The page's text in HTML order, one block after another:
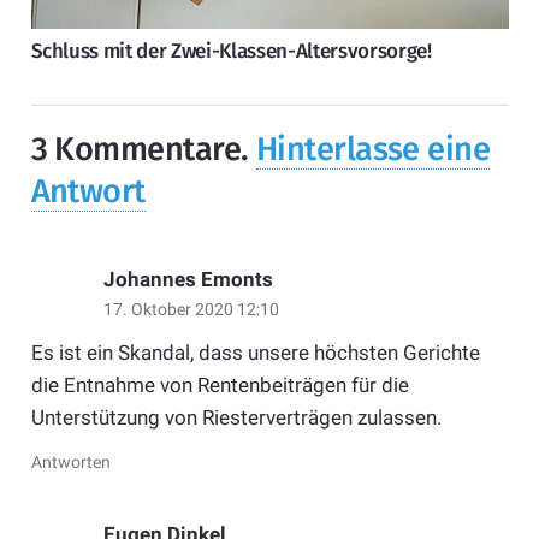
Schluss mit der Zwei-Klassen-Altersvorsorge!
3 Kommentare. Hinterlasse eine
Antwort
Johannes Emonts
17. Oktober 2020 12:10
Es ist ein Skandal, dass unsere höchsten Gerichte
die Entnahme von Rentenbeiträgen für die
Unterstützung von Riesterverträgen zulassen.
Antworten